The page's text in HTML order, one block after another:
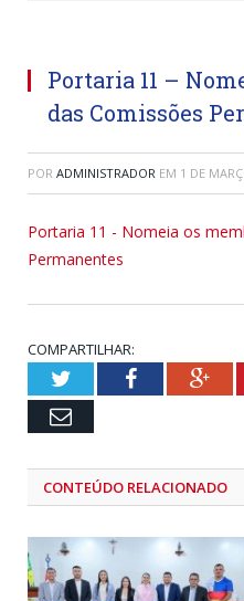
Portaria 11 –
das Comissões
POR ADMINISTRADOR EM 1 DE
Portaria 11 - Nomeia os
Permanentes
COMPARTILHAR:
TwitterFacebook
Email
CONTEÚDO RELACIONADO